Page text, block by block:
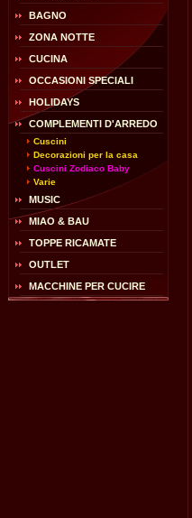
BAGNO
ZONA NOTTE
CUCINA
OCCASIONI SPECIALI
HOLIDAYS
COMPLEMENTI D'ARREDO
Cuscini
Decorazioni per la casa
Cuscini Zodiaco Baby
Varie
MUSIC
MIAO & BAU
TOPPE RICAMATE
OUTLET
MACCHINE PER CUCIRE